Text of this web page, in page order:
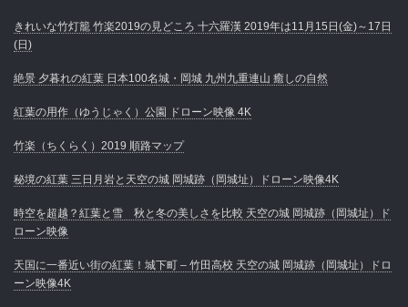
きれいな竹灯籠 竹楽2019の見どころ 十六羅漢 2019年は11月15日(金)～17日
(日)
絶景 夕暮れの紅葉 日本100名城・岡城 九州九重連山 癒しの自然
紅葉の用作（ゆうじゃく）公園 ドローン映像 4K
竹楽（ちくらく）2019 順路マップ
秘境の紅葉 三日月岩と天空の城 岡城跡（岡城址）ドローン映像4K
時空を超越？紅葉と雪 秋と冬の美しさを比較 天空の城 岡城跡（岡城址）ド
ローン映像
天国に一番近い街の紅葉！城下町 – 竹田高校 天空の城 岡城跡（岡城址）ドロ
ーン映像4K